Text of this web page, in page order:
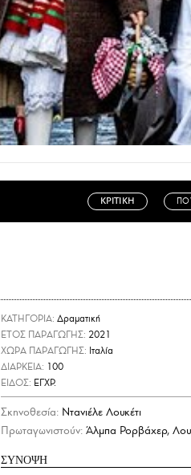
ΚΡΙΤΙΚΗ
ΚΑΤΗΓΟΡΙΑ: Δραματική
ΕΤΟΣ ΠΑΡΑΓΩΓΗΣ: 2021
ΧΩΡΑ ΠΑΡΑΓΩΓΗΣ: Ιταλία
ΔΙΑΡΚΕΙΑ: 100
ΕΙΔΟΣ: ΕΓΧΡ.
Σκηνοθεσία: Ντανιέλε Λουκέτι
Πρωταγωνιστούν: Άλμπα Ρορβάχερ,
ΣΥΝΟΨΗ